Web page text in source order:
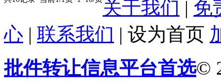
关于我们 | 免
心 | 联系我们 | 设为首页
批件转让信息平台首选©